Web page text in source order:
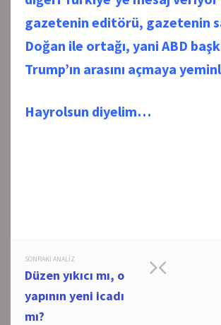
gazetenin editörü, gazetenin
Doğan ile ortağı, yani ABD
Trump’ın arasını açmaya
Hayrolsun diyelim…
Post
navigation
SONRAKI ANALIZ
Düzen yıkıcı mı, o
yapının yeni icadı
mı?